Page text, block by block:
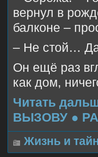
вернул в
балконе –
– Не стой…
Он ещё раз
как дом,
Читать
ВЫЗОВУ ●
Жизнь и